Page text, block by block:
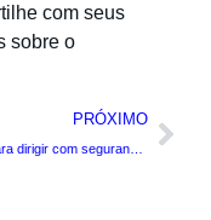
com seus
sobre o
PRÓXIMO
5 dicas para dirigir com segurança em tempos chuvosos